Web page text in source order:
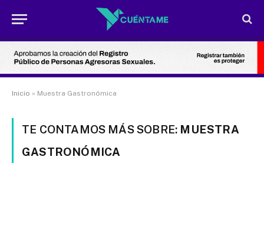
Inicio » Muestra Gastronómica
TE CONTAMOS MÁS SOBRE: MUESTRA
GASTRONÓMICA